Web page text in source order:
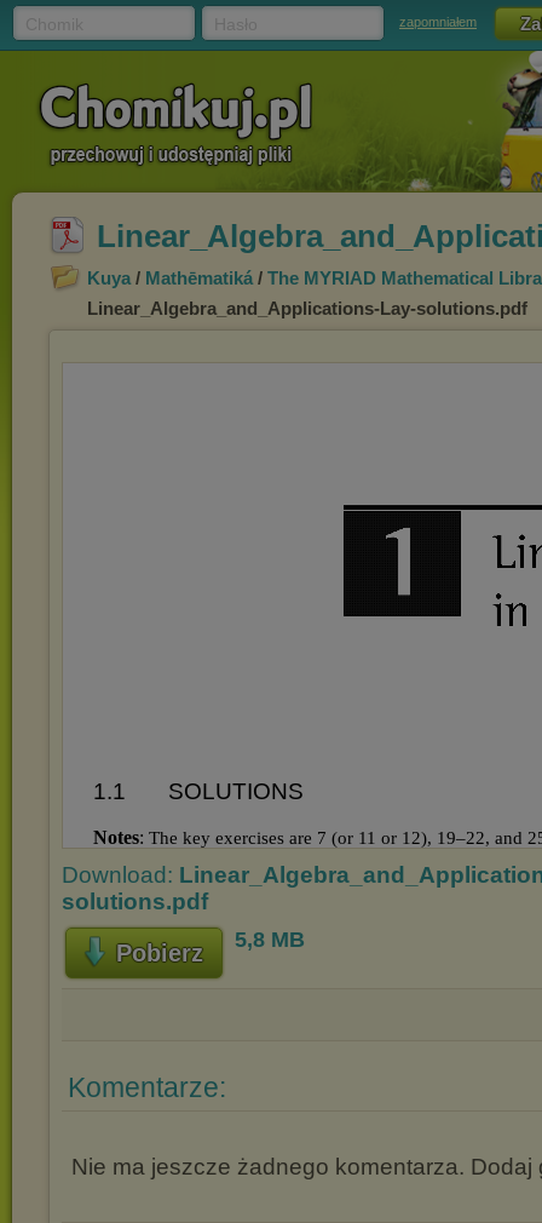
zapomniałem
Kuya / Mathēmatiká / The MYRIAD Mathematical
Linear_Algebra_and_Applications-Lay-solutions.pdf
Download:
solutions.pdf
Pobierz 5,8 MB
Komentarze:
Nie ma jeszcze żadnego komentarza. Dodaj